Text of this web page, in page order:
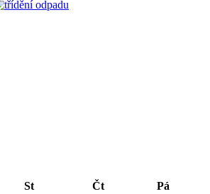
St Čt Pá